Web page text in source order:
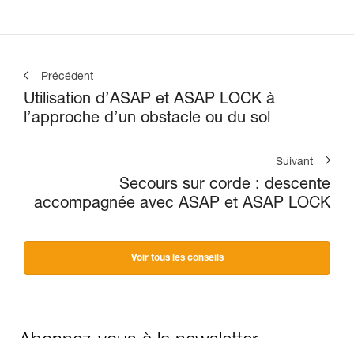
Précédent
Utilisation d’ASAP et ASAP LOCK à
l’approche d’un obstacle ou du sol
Suivant
Secours sur corde : descente
accompagnée avec ASAP et ASAP LOCK
Voir tous les conseils